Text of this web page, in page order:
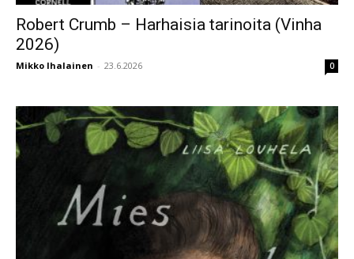
Robert Crumb – Harhaisia tarinoita (Vinha
2026)
Mikko Ihalainen - 23.6.2026 0